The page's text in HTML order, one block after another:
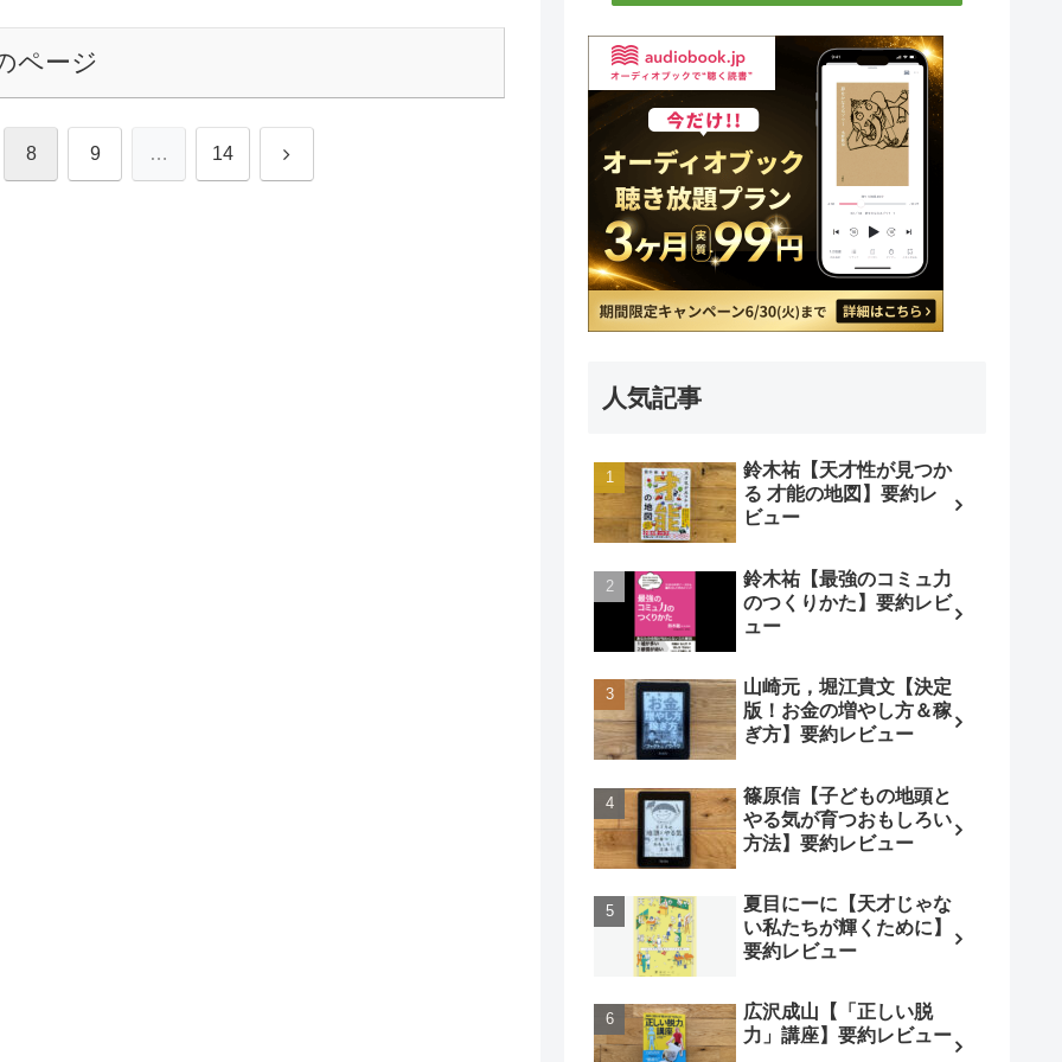
ページ
8 9 … 14 次
人気記事
鈴木祐【天才性が見つか
る 才能の地図】要約レ
ビュー
鈴木祐【最強のコミュ力
のつくりかた】要約レビ
ュー
山崎元，堀江貴文【決定
版！お金の増やし方＆稼
ぎ方】要約レビュー
篠原信【子どもの地頭と
やる気が育つおもしろい
方法】要約レビュー
夏目にーに【天才じゃな
い私たちが輝くために】
要約レビュー
広沢成山【「正しい脱
力」講座】要約レビュー